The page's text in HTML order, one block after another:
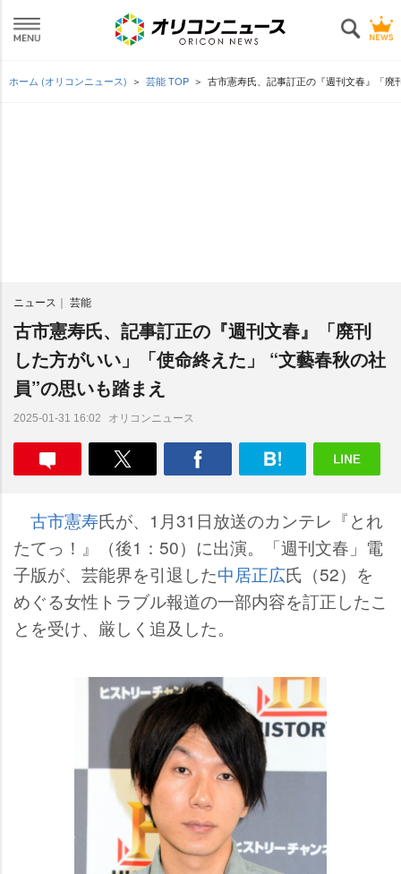
ホーム (オリコンニュース) 芸能 TOP 古市憲寿氏、記事訂正の『週刊文春』「廃
ニュース 芸能
古市憲寿氏、記事訂正の『週刊文春』「廃刊
した方がいい」「使命終えた」 “文藝春秋の社
員”の思いも踏まえ
2025-01-31 16:02 オリコンニュース
古市憲寿氏が、1月31日放送のカンテレ『とれ
たてっ！』（後1：50）に出演。「週刊文春」電
子版が、芸能界を引退した中居正広氏（52）を
めぐる女性トラブル報道の一部内容を訂正したこ
とを受け、厳しく追及した。